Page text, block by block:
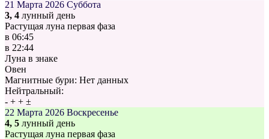
21 Марта 2026 Суббота
3, 4 лунный день
Растущая луна первая фаза
в 06:45
в 22:44
Луна в знаке
Овен
Магнитные бури: Нет данных
Нейтральный:
- + + ±
22 Марта 2026 Воскресенье
4, 5 лунный день
Растущая луна первая фаза